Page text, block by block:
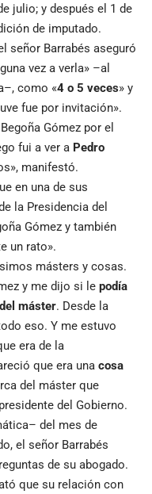
julio; y después el 1 de
de imputado.
señor Barrabés aseguró
vez a verla» –al
como «4 o 5 veces» y
fue por invitación».
Gómez por el
fui a ver a Pedro
manifestó.
en una de sus
la Presidencia del
Gómez y también
un rato».
másters y cosas.
y me dijo si le podía
máster. Desde la
eso. Y me estuvo
era de la
que era una cosa
del máster que
del Gobierno.
del mes de
el señor Barrabés
de su abogado.
que su relación con